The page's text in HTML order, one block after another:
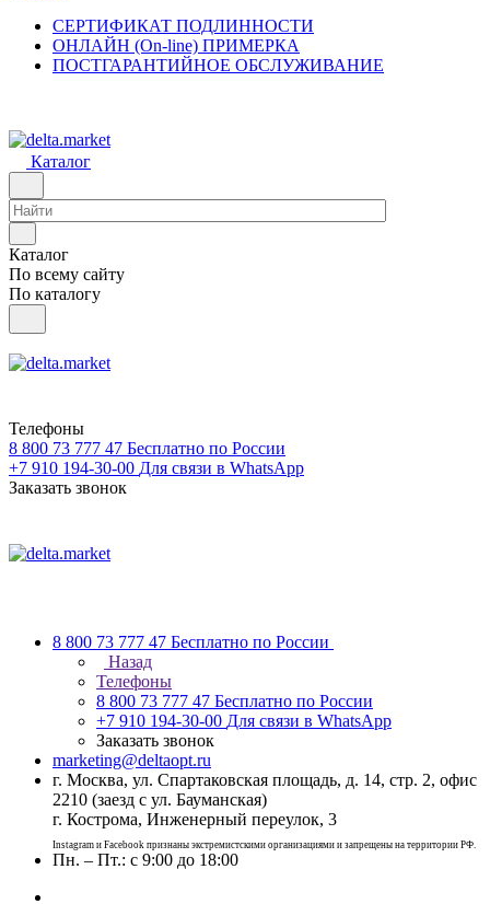
СЕРТИФИКАТ ПОДЛИННОСТИ
ОНЛАЙН (On-line) ПРИМЕРКА
ПОСТГАРАНТИЙНОЕ ОБСЛУЖИВАНИЕ
Каталог
Каталог
По всему сайту
По каталогу
Телефоны
8 800 73 777 47 Бесплатно по России
+7 910 194-30-00 Для связи в WhatsApp
Заказать звонок
8 800 73 777 47 Бесплатно по России
Назад
Телефоны
8 800 73 777 47 Бесплатно по России
+7 910 194-30-00 Для связи в WhatsApp
Заказать звонок
marketing@deltaopt.ru
г. Москва, ул. Спартаковская площадь, д. 14, стр. 2, офис
2210 (заезд с ул. Бауманская)
г. Кострома, Инженерный переулок, 3
Instagram и Facebook признаны экстремистскими организациями и запрещены на территории РФ.
Пн. – Пт.: с 9:00 до 18:00